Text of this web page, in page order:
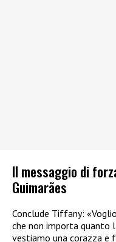
Il messaggio di
Guimarães
Conclude Tiffany:
che non importa quanto
vestiamo una corazza